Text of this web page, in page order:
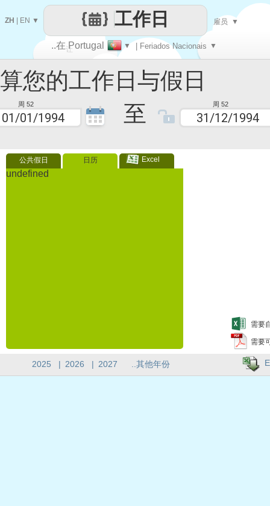
工作日与假日
周 52 至 周 52
公共假日 日历 Excel
undefined
需要
需要
让
每一天
..在 Portugal ▼ | Feriados Nacionais ▼
工作日
ZH EN ▼ 雇员 ▼
2025 | 2026 | 2027 ..其他年份